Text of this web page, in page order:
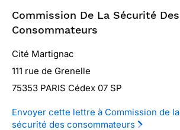
Commission De La Sécurité Des
Consommateurs
Cité Martignac
111 rue de Grenelle
75353 PARIS Cédex 07 SP
Envoyer cette lettre à Commission de la
sécurité des consommateurs